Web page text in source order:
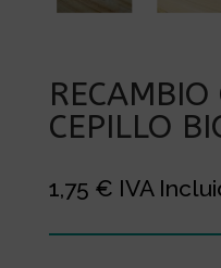
RECAMBIO
CEPILLO
1,75 € IVA